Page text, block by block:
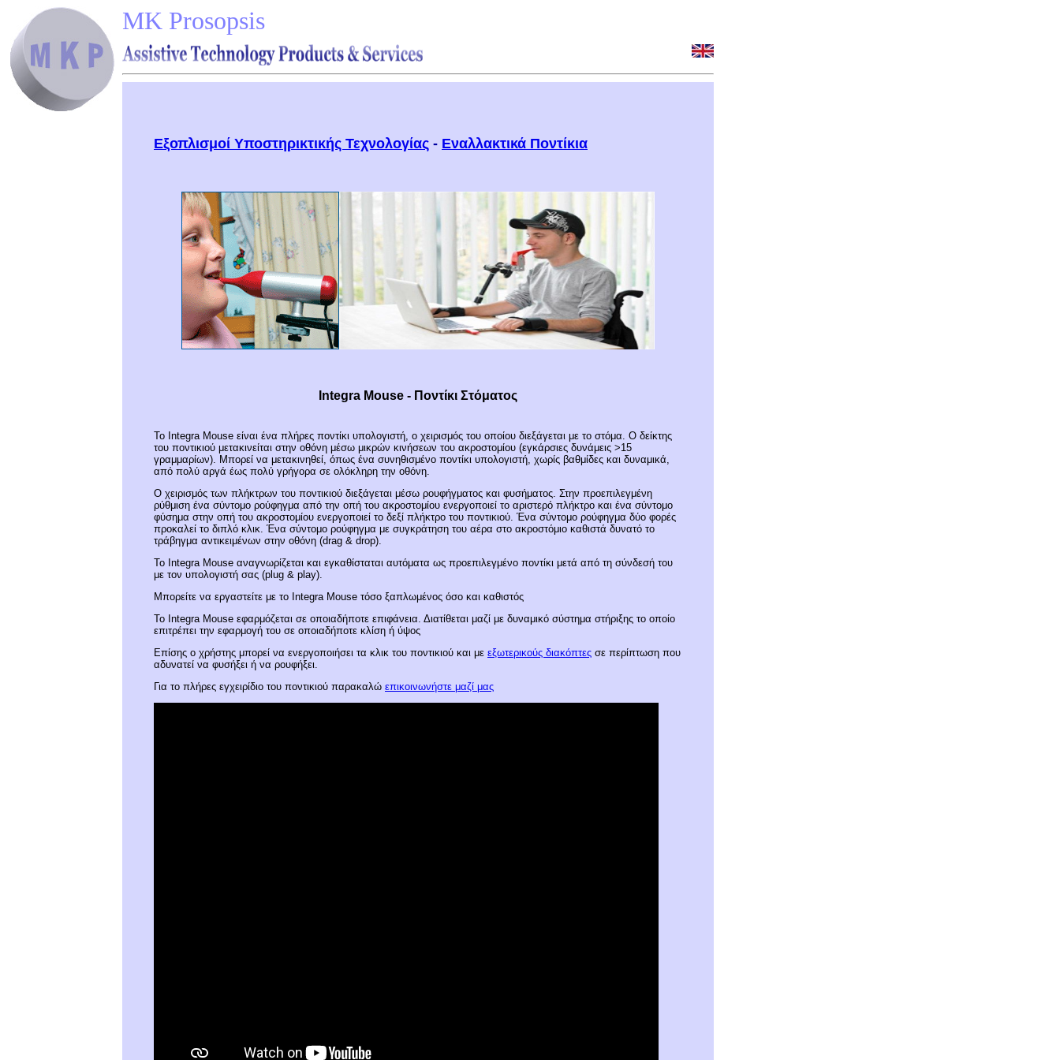
MK Prosopsis
Εξοπλισμοί Υποστηρικτικής Τεχνολογίας - Εναλλακτικά Ποντίκια
Integra Mouse - Ποντίκι Στόματος
Το Integra Mouse είναι ένα πλήρες ποντίκι υπολογιστή, ο χειρισμός του οποίου διεξάγεται με το στόμα. Ο δείκτης
του ποντικιού μετακινείται στην οθόνη μέσω μικρών κινήσεων του ακροστομίου (εγκάρσιες δυνάμεις >15
γραμμαρίων). Μπορεί να μετακινηθεί, όπως ένα συνηθισμένο ποντίκι υπολογιστή, χωρίς βαθμίδες και δυναμικά,
από πολύ αργά έως πολύ γρήγορα σε ολόκληρη την οθόνη.
Ο χειρισμός των πλήκτρων του ποντικιού διεξάγεται μέσω ρουφήγματος και φυσήματος. Στην προεπιλεγμένη
ρύθμιση ένα σύντομο ρούφηγμα από την οπή του ακροστομίου ενεργοποιεί το αριστερό πλήκτρο και ένα σύντομο
φύσημα στην οπή του ακροστομίου ενεργοποιεί το δεξί πλήκτρο του ποντικιού. Ένα σύντομο ρούφηγμα δύο φορές
προκαλεί το διπλό κλικ. Ένα σύντομο ρούφηγμα με συγκράτηση του αέρα στο ακροστόμιο καθιστά δυνατό το
τράβηγμα αντικειμένων στην οθόνη (drag & drop).
Το Integra Mouse αναγνωρίζεται και εγκαθίσταται αυτόματα ως προεπιλεγμένο ποντίκι μετά από τη σύνδεσή του
με τον υπολογιστή σας (plug & play).
Μπορείτε να εργαστείτε με το Integra Mouse τόσο ξαπλωμένος όσο και καθιστός
Το Integra Mouse εφαρμόζεται σε οποιαδήποτε επιφάνεια. Διατίθεται μαζί με δυναμικό σύστημα στήριξης το οποίο
επιτρέπει την εφαρμογή του σε οποιαδήποτε κλίση ή ύψος
Επίσης ο χρήστης μπορεί να ενεργοποιήσει τα κλικ του ποντικιού και με εξωτερικούς διακόπτες σε περίπτωση που
αδυνατεί να φυσήξει ή να ρουφήξει.
Για το πλήρες εγχειρίδιο του ποντικιού παρακαλώ επικοινωνήστε μαζί μας